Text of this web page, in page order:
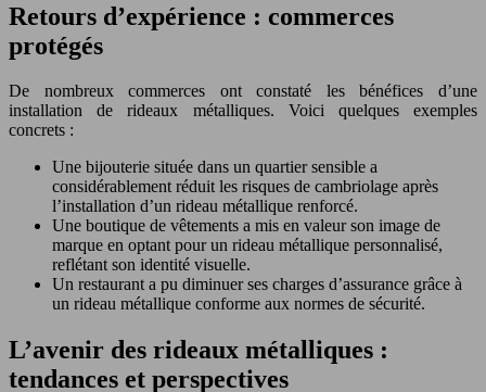
Retours d’expérience : commerces
protégés
De nombreux commerces ont constaté les bénéfices d’une
installation de rideaux métalliques. Voici quelques exemples
concrets :
Une bijouterie située dans un quartier sensible a
considérablement réduit les risques de cambriolage après
l’installation d’un rideau métallique renforcé.
Une boutique de vêtements a mis en valeur son image de
marque en optant pour un rideau métallique personnalisé,
reflétant son identité visuelle.
Un restaurant a pu diminuer ses charges d’assurance grâce à
un rideau métallique conforme aux normes de sécurité.
L’avenir des rideaux métalliques :
tendances et perspectives